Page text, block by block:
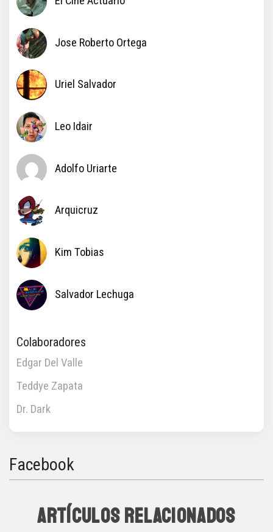
Jose Roberto Ortega
Uriel Salvador
Leo Idair
Adolfo Uriarte
Arquicruz
Kim Tobias
Salvador Lechuga
Colaboradores
Edgar Del Valle
Teddye Zapata
Dr. Dark
Facebook
ARTÍCULOS RELACIONADOS